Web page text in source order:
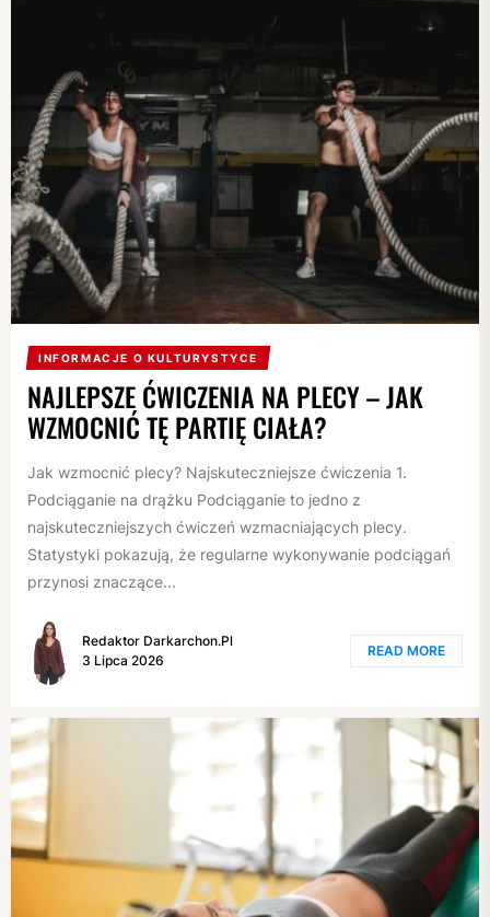
INFORMACJE O KULTURYSTYCE
NAJLEPSZE ĆWICZENIA NA PLECY – JAK
WZMOCNIĆ TĘ PARTIĘ CIAŁA?
Jak wzmocnić plecy? Najskuteczniejsze ćwiczenia 1.
Podciąganie na drążku Podciąganie to jedno z
najskuteczniejszych ćwiczeń wzmacniających plecy.
Statystyki pokazują, że regularne wykonywanie podciągań
przynosi znaczące...
Redaktor Darkarchon.pl
3 Lipca 2026
READ MORE